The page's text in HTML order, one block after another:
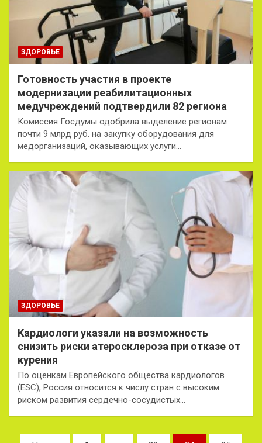
ЗДОРОВЬЕ
Готовность участия в проекте
модернизации реабилитационных
медучреждений подтвердили 82 региона
Комиссия Госдумы одобрила выделение регионам
почти 9 млрд руб. на закупку оборудования для
медорганизаций, оказывающих услуги…
ЗДОРОВЬЕ
Кардиологи указали на возможность
снизить риски атеросклероза при отказе от
курения
По оценкам Европейского общества кардиологов
(ESC), Россия относится к числу стран с высоким
риском развития сердечно-сосудистых…